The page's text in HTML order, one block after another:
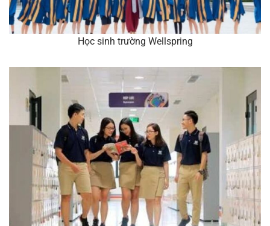
Học sinh trường Wellspring